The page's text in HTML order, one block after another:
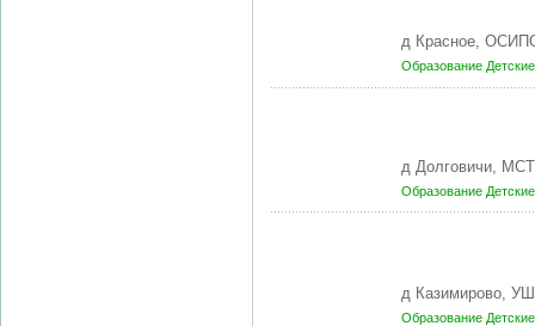
д Красное,
Образование
д Долговичи,
Образование
д Казимирово,
Образование